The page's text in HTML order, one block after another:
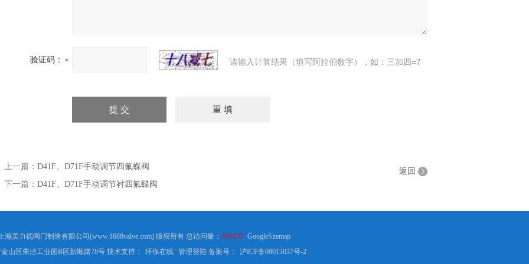
验证码： 请输入计算结果（填写阿拉伯数字），如：三加四=7
上一篇： D41F、D71F手动调节四氟蝶阀
下一篇： D41F、D71F手动调节衬四氟蝶阀
返回
海美力德阀门制造有限公司(www.1688valve.com) 版权所有 总访问量： 593470
GoogleSitemap
山区朱泾工业园B区新顺路78号 技术支持：
环保在线 管理登陆备案号： 沪ICP备08013037号-2